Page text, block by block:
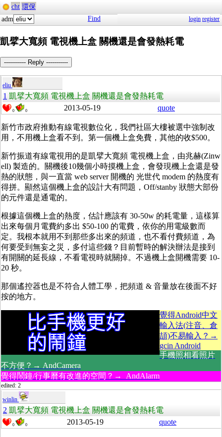
cht 環保
adm
Find login register
凱擘大寬頻 電視機上盒 關機還是會發熱耗電
----------- Reply -----------
eliu
1 凱擘大寬頻 電視機上盒 關機還是會發熱耗電
0 0 2013-05-19 quote
新竹市政府推動有線電視數位化，我們社區大樓被選中強制改
用，不用機上盒看不到。第一個機上盒免費，其他的收$500。
新竹振道有線電視用的是凱擘大寬頻 電視機上盒，由兆赫(Zinw
ell) 製造的。關機後10幾個小時摸機上盒，會發現機上盒還是發
熱的狀態，與一直當 web server 開機的 光世代 modem 的熱度有
得拼。顯然這個機上盒的設計大有問題，Off/stanby 狀態大部份
的元件還是通電的。
根據這個機上盒的熱度，估計應該有 30-50w 的耗電量，這樣算
出來每個月電費約多出 $50-100 的電費，依你的用電級數而
定。我根本就用不到那些多出來的頻道，也不看付費頻道，為
何要受到無妄之災，多付這些錢？目前暫時的解決辦法是接到
有開關的延長線，不看電視時就關掉。不過機上盒開機需要 10-
20 秒。
那個遙控器也是不符合人體工學，把頻道 & 音量放在後面不好
按的地方。
覺得Android中文
輸入法(注音、倉
頡)不易輸入？→
gcin Android
手機照相看照片
不方便？→ AndCamera
覺得鬧鐘/行事曆有改進的空間？→ AndAlarm
edited: 2
winlin
2 凱擘大寬頻 電視機上盒 關機還是會發熱耗電
0 0 2013-05-19 quote